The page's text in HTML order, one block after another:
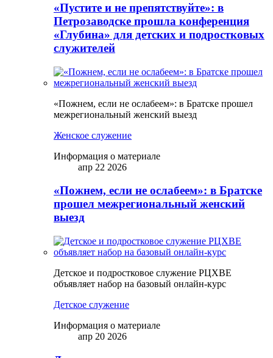
«Пустите и не препятствуйте»: в
Петрозаводске прошла конференция
«Глубина» для детских и подростковых
служителей
«Пожнем, если не ослабеем»: в Братске прошел
межрегиональный женский выезд
Женское служение
Информация о материале
апр 22 2026
«Пожнем, если не ослабеем»: в Братске
прошел межрегиональный женский
выезд
Детское и подростковое служение РЦХВЕ
объявляет набор на базовый онлайн-курс
Детское служение
Информация о материале
апр 20 2026